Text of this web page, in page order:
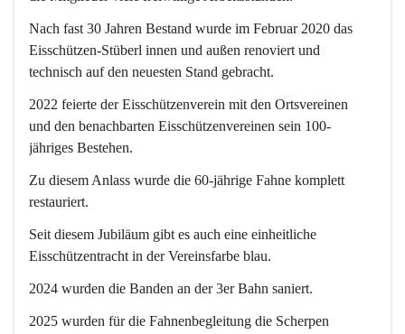
Nach fast 30 Jahren Bestand wurde im Februar 2020 das
Eisschützen-Stüberl innen und außen renoviert und
technisch auf den neuesten Stand gebracht.
2022 feierte der Eisschützenverein mit den Ortsvereinen
und den benachbarten Eisschützenvereinen sein 100-
jähriges Bestehen.
Zu diesem Anlass wurde die 60-jährige Fahne komplett
restauriert.
Seit diesem Jubiläum gibt es auch eine einheitliche
Eisschützentracht in der Vereinsfarbe blau.
2024 wurden die Banden an der 3er Bahn saniert.
2025 wurden für die Fahnenbegleitung die Scherpen